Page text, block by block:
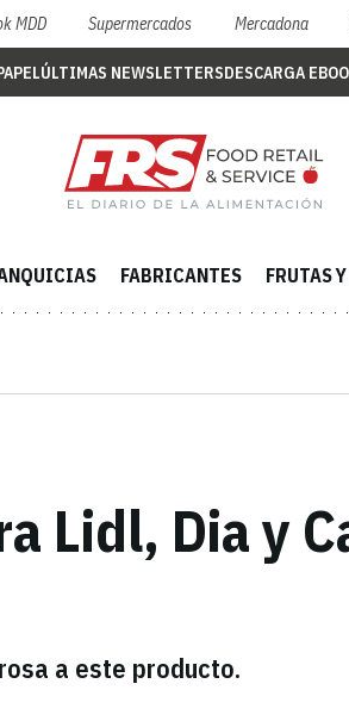
MDD Supermercados Mercadona
ÚLTIMAS NEWSLETTERSDESCARGA
FABRICANTES FRUTAS
Lidl, Dia y
a este producto.